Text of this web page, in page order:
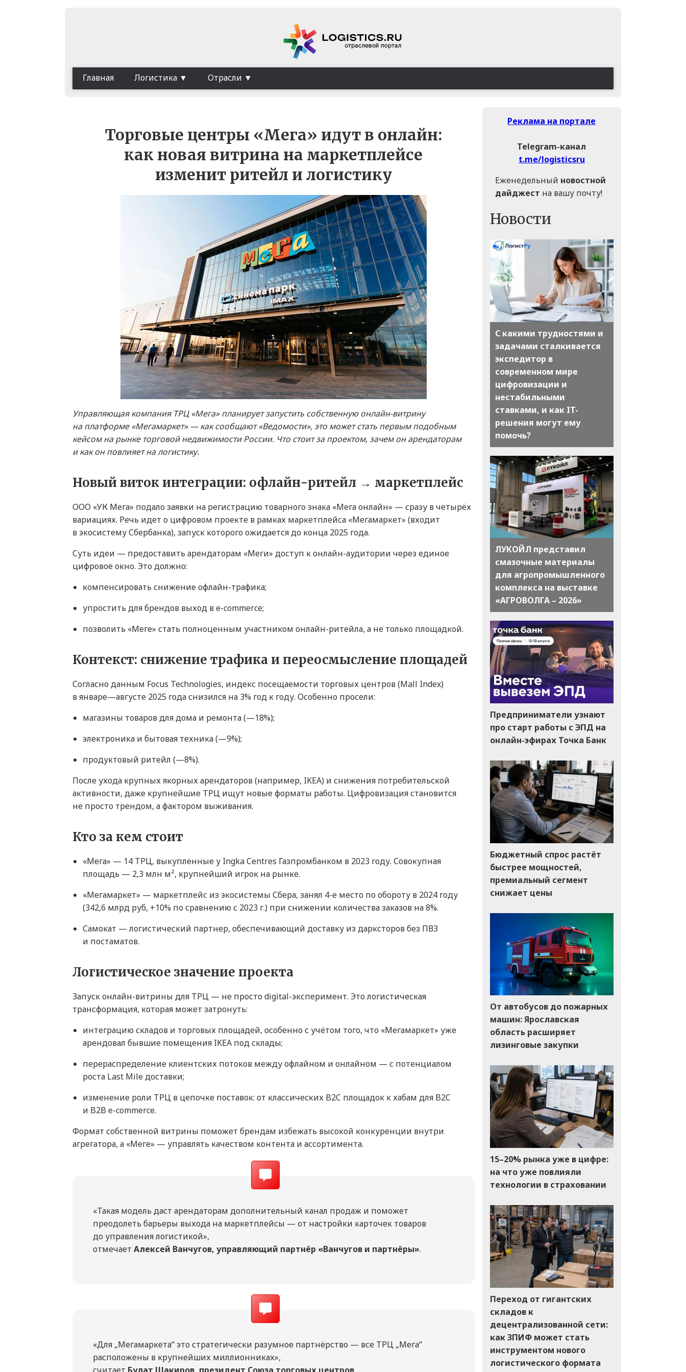
Главная Логистика Отрасли
Торговые центры «Мега» идут в онлайн:
как новая витрина на маркетплейсе
изменит ритейл и логистику
Управляющая компания ТРЦ «Мега» планирует запустить собственную онлайн-витрину
на платформе «Мегамаркет» — как сообщают «Ведомости», это может стать первым подобным
кейсом на рынке торговой недвижимости России. Что стоит за проектом, зачем он арендаторам
и как он повлияет на логистику.
Новый виток интеграции: офлайн-ритейл → маркетплейс
ООО «УК Мега» подало заявки на регистрацию товарного знака «Мега онлайн» — сразу в четырёх
вариациях. Речь идет о цифровом проекте в рамках маркетплейса «Мегамаркет» (входит
в экосистему Сбербанка), запуск которого ожидается до конца 2025 года.
Суть идеи — предоставить арендаторам «Меги» доступ к онлайн-аудитории через единое
цифровое окно. Это должно:
компенсировать снижение офлайн-трафика;
упростить для брендов выход в e-commerce;
позволить «Меге» стать полноценным участником онлайн-ритейла, а не только площадкой.
Контекст: снижение трафика и переосмысление площадей
Согласно данным Focus Technologies, индекс посещаемости торговых центров (Mall Index)
в январе—августе 2025 года снизился на 3% год к году. Особенно просели:
магазины товаров для дома и ремонта (—18%);
электроника и бытовая техника (—9%);
продуктовый ритейл (—8%).
После ухода крупных якорных арендаторов (например, IKEA) и снижения потребительской
активности, даже крупнейшие ТРЦ ищут новые форматы работы. Цифровизация становится
не просто трендом, а фактором выживания.
Кто за кем стоит
«Мега» — 14 ТРЦ, выкупленные у Ingka Centres Газпромбанком в 2023 году. Совокупная
площадь — 2,3 млн м², крупнейший игрок на рынке.
«Мегамаркет» — маркетплейс из экосистемы Сбера, занял 4-е место по обороту в 2024 году
(342,6 млрд руб, +10% по сравнению с 2023 г.) при снижении количества заказов на 8%.
Самокат — логистический партнер, обеспечивающий доставку из дарксторов без ПВЗ
и постаматов.
Логистическое значение проекта
Запуск онлайн-витрины для ТРЦ — не просто digital-эксперимент. Это логистическая
трансформация, которая может затронуть:
интеграцию складов и торговых площадей, особенно с учётом того, что «Мегамаркет» уже
арендовал бывшие помещения IKEA под склады;
перераспределение клиентских потоков между офлайном и онлайном — с потенциалом
роста Last Mile доставки;
изменение роли ТРЦ в цепочке поставок: от классических B2C площадок к хабам для B2C
и B2B e-commerce.
Формат собственной витрины поможет брендам избежать высокой конкуренции внутри
агрегатора, а «Меге» — управлять качеством контента и ассортимента.
«Такая модель даст арендаторам дополнительный канал продаж и поможет
преодолеть барьеры выхода на маркетплейсы — от настройки карточек товаров
до управления логистикой»,
отмечает Алексей Ванчугов, управляющий партнёр «Ванчугов и партнёры».
«Для „Мегамаркета“ это стратегически разумное партнёрство — все ТРЦ „Мега“
расположены в крупнейших миллионниках»,
Реклама на портале
Telegram-канал
t.me/logisticsru
Еженедельный новостной
дайджест на вашу почту!
Новости
С какими трудностями и
задачами сталкивается
экспедитор в
современном мире
цифровизации и
нестабильными
ставками, и как IT-
решения могут ему
помочь?
ЛУКОЙЛ представил
смазочные материалы
для агропромышленного
комплекса на выставке
«АГРОВОЛГА – 2026»
Предприниматели узнают
про старт работы с ЭПД на
онлайн-эфирах Точка Банк
Бюджетный спрос растёт
быстрее мощностей,
премиальный сегмент
снижает цены
От автобусов до пожарных
машин: Ярославская
область расширяет
лизинговые закупки
15–20% рынка уже в цифре:
на что уже повлияли
технологии в страховании
Переход от гигантских
складов к
децентрализованной сети:
как ЗПИФ может стать
инструментом нового
логистического формата